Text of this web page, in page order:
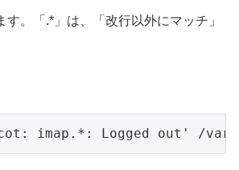
す。「.*」は、「改行以外にマッチ」
imap.*: Logged out' /